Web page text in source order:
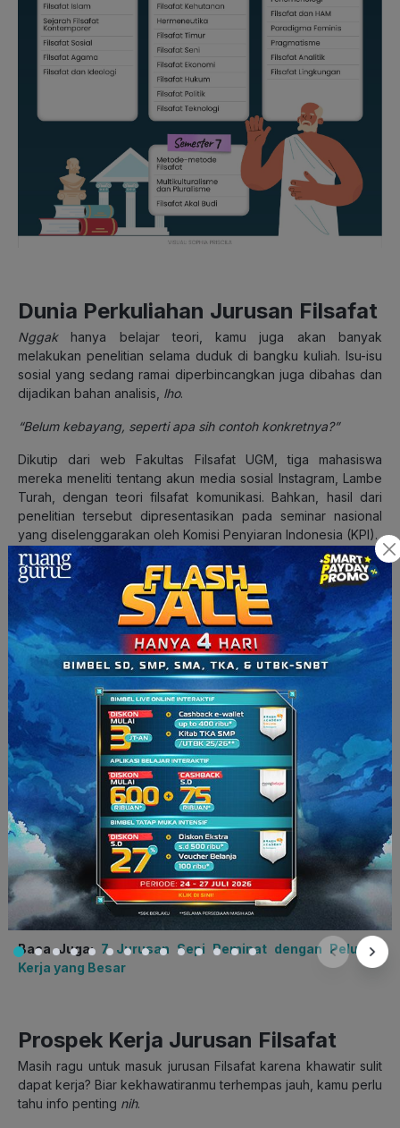
Dunia Perkuliahan Jurusan Filsafat
Nggakhanya belajar teori, kamu juga akan banyak
melakukan penelitian selama duduk di bangku kuliah. Isu-isu
sosial yang sedang ramai diperbincangkan juga dibahas dan
dijadikan bahan analisis, lho.
“Belum kebayang, seperti apa sihcontoh konkretnya?”
Dikutip dari web Fakultas Filsafat UGM, tiga mahasiswa
mereka meneliti tentang akun media sosial Instagram, Lambe
Turah, dengan teori filsafat komunikasi. Bahkan, hasil dari
penelitian tersebut dipresentasikan pada seminar nasional
yang diselenggarakan oleh Komisi Penyiaran Indonesia (KPI).
“Pernah waktu itu menganalisis budaya bahasa kasar
seorang influencer di era milenial dengan target pasar
generasi Zen,“ jelas Wita, mahasiswa jurusan Filsafat UI.
“Penelitian itu dibuat untuk tugas mata kuliah Filsafat Budaya.”
“Kalau di kelas Metafisika, gue dikasih tugas buat jelasin apa
itu rindu. Nah, kalau di kelas Etika Terapan, ada topik
tentang euthanasia atau suntik mati. Pembahasan itu
seru banget, karena anak-anak diminta untuk merespons
kasus, di mana ada seorang pasien yang punya hak untuk
mati,” tuturnya.
Mengerjakan tugas atau penelitian seperti itu membutuhkan
pemikiran kritis dan logis, kemampuan menulis yang baik,
serta merespons permasalahan berdasarkan fakta dan data.
Kemampuan-kemampuan inilah yang menjadi kelebihan dari
mahasiswa jurusan Filsafat. Jelas,dong. Ilmu dan
pengetahuan yang didapatkan tidaklah sia-sia ya.So,
cobalah mulai sekarang untuk membuang stigma seperti itu,
ya.
Baca Juga: 7 Jurusan Sepi Peminat dengan Peluang
Kerja yang Besar
Prospek Kerja Jurusan Filsafat
Masih ragu untuk masuk jurusan Filsafat karena khawatir sulit
dapat kerja? Biar kekhawatiranmu terhempas jauh, kamu perlu
tahu info penting nih.